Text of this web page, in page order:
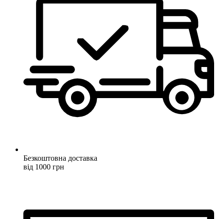
Безкоштовна доставка
від 1000 грн